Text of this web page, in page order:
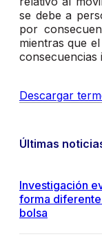
se debe a
por
mientras que
consecuencias
Descargar
Últimas
Investigación
forma diferente
bolsa